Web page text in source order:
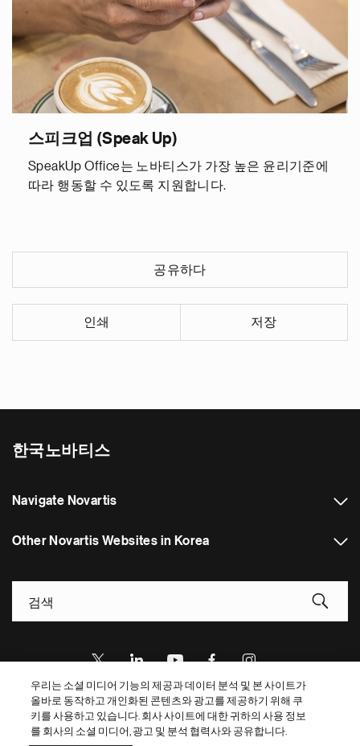
스피크업 (Speak Up)
SpeakUp Office는 노바티스가 가장 높은 윤리기준에
따라 행동할 수 있도록 지원합니다.
공유하다
인쇄 저장
한국노바티스
Navigate Novartis
Other Novartis Websites in Korea
Footer
Bottom
© 2026 Novartis AG
개인정보 처리방침 이용약관 쿠키 설정
Site Map
우리는 소셜 미디어 기능의 제공과 데이터 분석 및 본 사이트가
올바로 동작하고 개인화된 콘텐츠와 광고를 제공하기 위해 쿠
키를 사용하고 있습니다. 회사 사이트에 대한 귀하의 사용 정보
를 회사의 소셜 미디어, 광고 및 분석 협력사와 공유합니다.